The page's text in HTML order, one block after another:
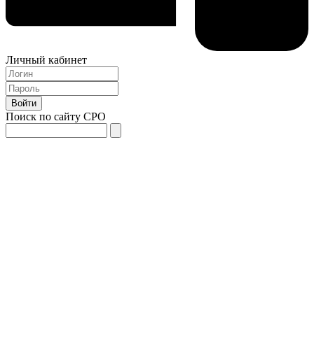
Личный кабинет
Поиск по сайту СРО